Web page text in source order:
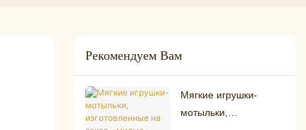
Рекомендуем Вам
Мягкие игрушки-
мотыльки,